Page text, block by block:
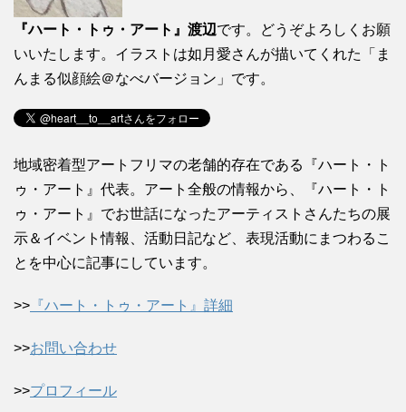
『ハート・トゥ・アート』渡辺です。どうぞよろしくお願
いいたします。イラストは如月愛さんが描いてくれた「ま
んまる似顔絵＠なべバージョン」です。
地域密着型アートフリマの老舗的存在である『ハート・ト
ゥ・アート』代表。アート全般の情報から、『ハート・ト
ゥ・アート』でお世話になったアーティストさんたちの展
示＆イベント情報、活動日記など、表現活動にまつわるこ
とを中心に記事にしています。
>> 『ハート・トゥ・アート』詳細
>>お問い合わせ
>>プロフィール